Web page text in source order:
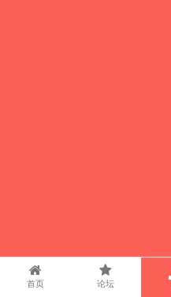
首页 论坛